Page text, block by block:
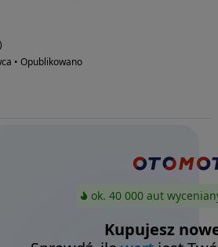
• Opublikowano
ok. 40 000 aut
Kupujesz